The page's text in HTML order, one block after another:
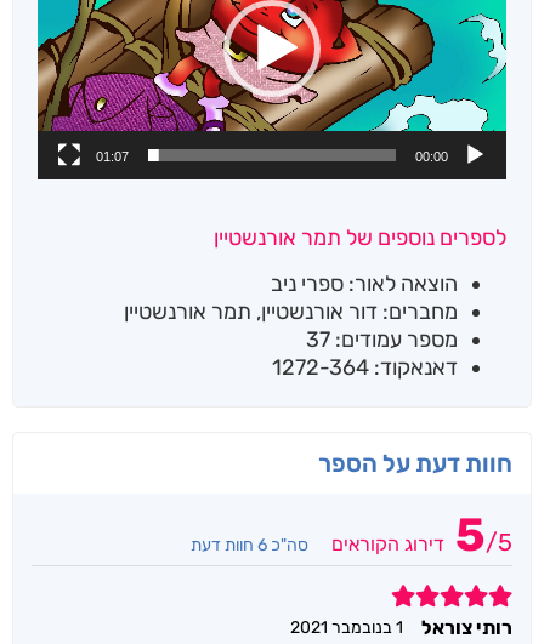
00:00
01:07
לספרים נוספים של תמר אורנשטיין
הוצאה לאור: ספרי ניב
מחברים: דור אורנשטיין, תמר אורנשטיין
מספר עמודים: 37
דאנאקוד: 1272-364
חוות דעת על הספר
5/5 דירוג הקוראים סה"כ 6 חוות דעת
5
רותי צוראל
1 בנובמבר 2021